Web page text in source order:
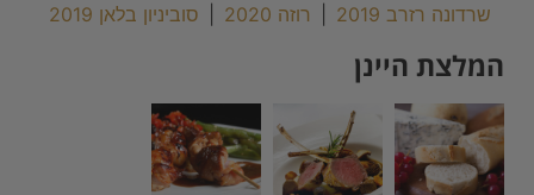
שרדונה רזרב 2019 רוזה 2020 סוביניון בלאן 2019
המלצת היינן